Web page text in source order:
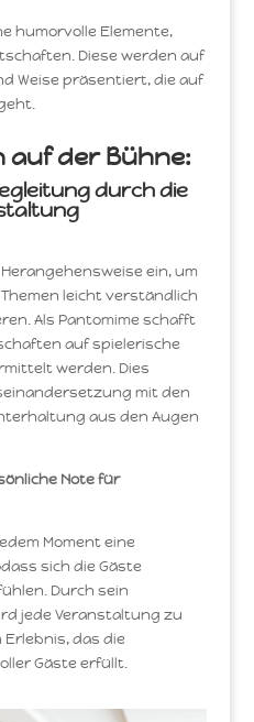
humorvolle Elemente,
Diese werden auf
Weise präsentiert, die auf
auf der Bühne:
durch die
ein, um
leicht verständlich
Als Pantomime schafft
auf spielerische
werden. Dies
mit den
aus den Augen
Note für
Moment eine
sich die Gäste
Durch sein
jede Veranstaltung zu
das die
Gäste erfüllt.